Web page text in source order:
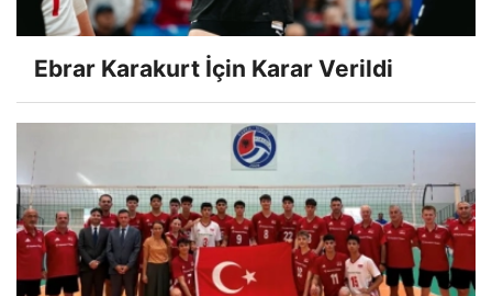
Ebrar Karakurt İçin Karar Verildi